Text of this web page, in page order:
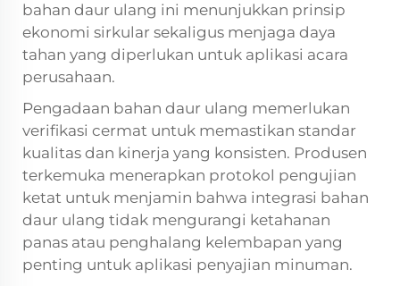
bahan daur ulang ini menunjukkan prinsip
ekonomi sirkular sekaligus menjaga daya
tahan yang diperlukan untuk aplikasi acara
perusahaan.
Pengadaan bahan daur ulang memerlukan
verifikasi cermat untuk memastikan standar
kualitas dan kinerja yang konsisten. Produsen
terkemuka menerapkan protokol pengujian
ketat untuk menjamin bahwa integrasi bahan
daur ulang tidak mengurangi ketahanan
panas atau penghalang kelembapan yang
penting untuk aplikasi penyajian minuman.